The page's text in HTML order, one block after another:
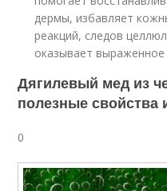
дермы, избавляет
реакций, следов
оказывает
Дягилевый мед из
полезные
0